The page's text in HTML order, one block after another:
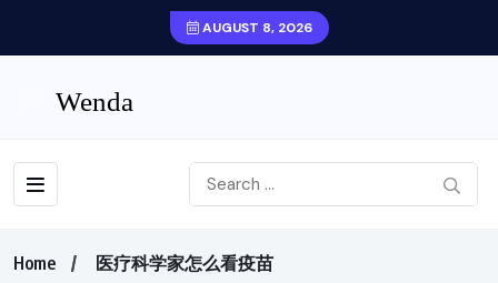
AUGUST 8, 2026
Home
医疗科学家怎么看疫苗